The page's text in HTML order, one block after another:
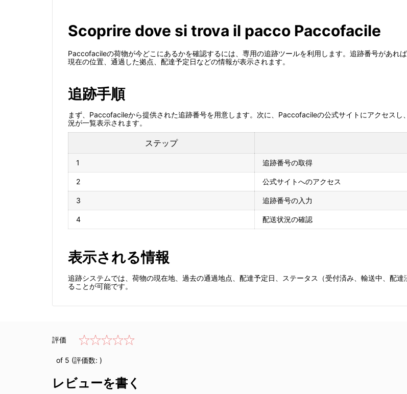
Scoprire dove si trova il pacco Paccofacile
Paccofacileの荷物が今どこにあるかを確認するには、専用の追跡ツールを利用します。追跡番号があれ
現在の位置、通過した拠点、配達予定日などの情報が表示されます。
追跡手順
まず、Paccofacileから提供された追跡番号を用意します。次に、Paccofacileの公式サイトにアクセス
況が一覧表示されます。
ステップ
1 追跡番号の取得
2 公式サイトへのアクセス
3 追跡番号の入力
4 配送状況の確認
表示される情報
追跡システムでは、荷物の現在地、過去の通過地点、配達予定日、ステータス（受付済み、輸送中、配
ることが可能です。
評価
of 5 (評価数: )
レビューを書く